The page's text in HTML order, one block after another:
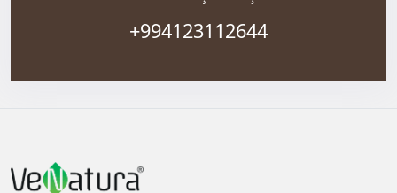
+994123112644